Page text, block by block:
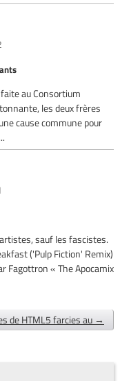
au Consortium
les deux frères
cause commune pour
sauf les fascistes.
('Pulp Fiction' Remix)
Fagottron « The Apocamix
de HTML5 farcies au →